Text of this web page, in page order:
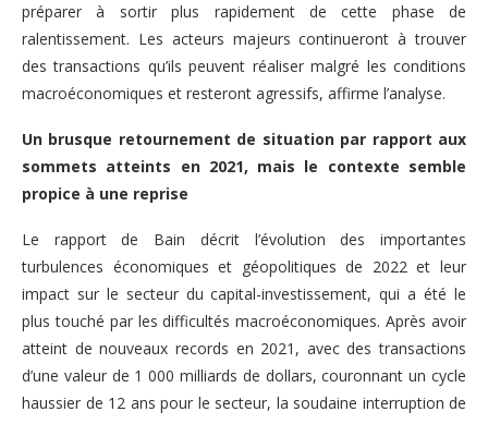
préparer à sortir plus rapidement de cette phase de
ralentissement. Les acteurs majeurs continueront à trouver
des transactions qu’ils peuvent réaliser malgré les conditions
macroéconomiques et resteront agressifs, affirme l’analyse.
Un brusque retournement de situation par rapport aux
sommets atteints en 2021, mais le contexte semble
propice à une reprise
Le rapport de Bain décrit l’évolution des importantes
turbulences économiques et géopolitiques de 2022 et leur
impact sur le secteur du capital-investissement, qui a été le
plus touché par les difficultés macroéconomiques. Après avoir
atteint de nouveaux records en 2021, avec des transactions
d’une valeur de 1 000 milliards de dollars, couronnant un cycle
haussier de 12 ans pour le secteur, la soudaine interruption de